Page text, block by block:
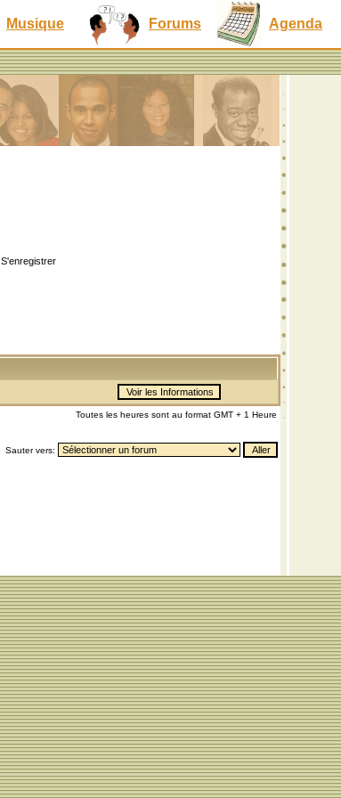
Musique Forums Agenda
S'enregistrer
Toutes les heures sont au format GMT + 1 Heure
Sauter vers: